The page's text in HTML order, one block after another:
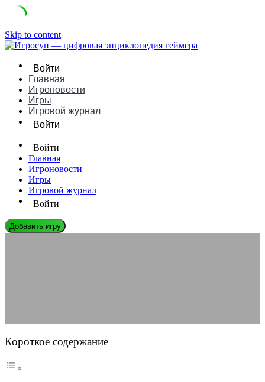
Skip to content
Войти
Главная
Игроновости
Игры
Игровой журнал
Войти
Войти
Главная
Игроновости
Игры
Игровой журнал
Войти
Добавить игру
Короткое содержание